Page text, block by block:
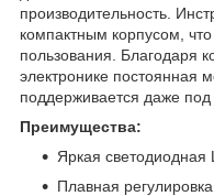
производительность.
компактным корпусом,
пользования. Благодаря
электронике постоянная
поддерживается даже под
Преимущества:
Яркая светодиодная
Плавная